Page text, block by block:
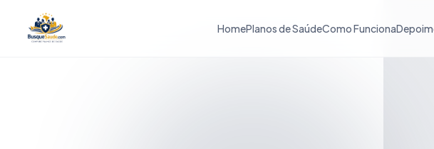
HomePlanos de SaúdeComo Funciona